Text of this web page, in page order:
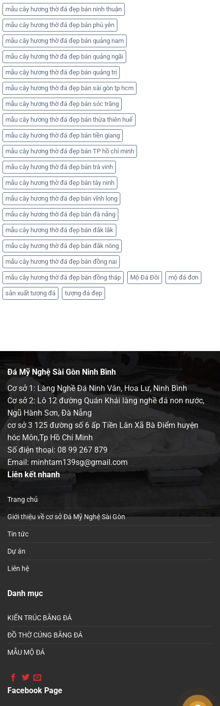
mẫu cây hương thờ đá đẹp bán ninh thuận
mẫu cây hương thờ đá đẹp bán phú yên
mẫu cây hương thờ đá đẹp bán quảng nam
mẫu cây hương thờ đá đẹp bán quảng ngãi
mẫu cây hương thờ đá đẹp bán quảng trị
mẫu cây hương thờ đá đẹp bán sài gòn tp hcm
mẫu cây hương thờ đá đẹp bán sóc trăng
mẫu cây hương thờ đá đẹp bán thừa thiên huế
mẫu cây hương thờ đá đẹp bán tiền giang
mẫu cây hương thờ đá đẹp bán TP hồ chí minh
mẫu cây hương thờ đá đẹp bán trà vinh
mẫu cây hương thờ đá đẹp bán tây ninh
mẫu cây hương thờ đá đẹp bán vĩnh long
mẫu cây hương thờ đá đẹp bán đà nẵng
mẫu cây hương thờ đá đẹp bán đắk lắk
mẫu cây hương thờ đá đẹp bán đắk nông
mẫu cây hương thờ đá đẹp bán đồng nai
mẫu cây hương thờ đá đẹp bán đồng tháp Mộ Đá Đôi mộ đá đơn
sản xuất tượng đá tượng đá đẹp
Đá Mỹ Nghệ Sài Gòn Ninh Bình
Cơ sở 1: Làng Nghề Đá Ninh Vân, Hoa Lư, Ninh Bình
Cơ sở 2: Lô 12 đường Quán Khái làng nghề đá non nước,
Ngũ Hành Sơn, Đà Nẵng
cơ sở 3 125 đường số 6 ấp Tiền Lân Xã Bà Điểm huyện
hóc Môn,Tp Hồ Chí Minh
Số điện thoại: 08 99 267 879
Email: minhtam139sg@gmail.com
Liên kết nhanh
Trang chủ
Giới thiệu về cơ sở Đá Mỹ Nghệ Sài Gòn
Tin tức
Dự án
Liên hệ
Danh mục
KIẾN TRÚC BẰNG ĐÁ
ĐỒ THỜ CÚNG BẰNG ĐÁ
MẪU MỘ ĐÁ
Facebook Page